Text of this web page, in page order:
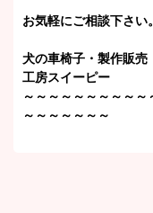
お気軽にご相談下さい。
犬の車椅子・ 製作販売
工房スイーピー
～～～～～～～～～～
～～～～～～～